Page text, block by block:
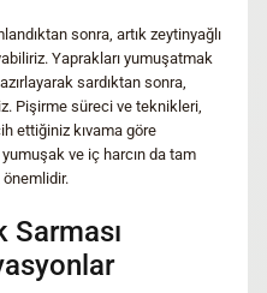
sonra, artık zeytinyağlı
Yaprakları yumuşatmak
sardıktan sonra,
Pişirme süreci ve teknikleri,
ettiğiniz kıvama göre
ve iç harcın da tam
önemlidir.
Sarması